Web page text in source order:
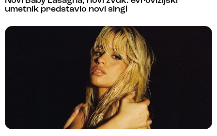
umetnik predstavio novi singl